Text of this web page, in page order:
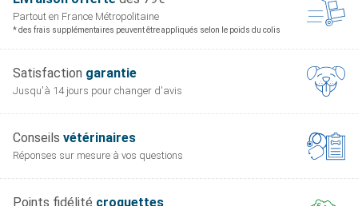
Partout en France Métropolitaine
* des frais supplémentaires peuvent être appliqués selon le poids du colis
Satisfaction garantie
Jusqu'à 14 jours pour changer d'avis
Conseils vétérinaires
Réponses sur mesure à vos questions
Points fidélité croquettes